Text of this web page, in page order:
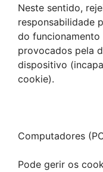
Neste sentido,
responsabilidade
do
provocados pela
dispositivo
cookie).
Computadores
Pode gerir os